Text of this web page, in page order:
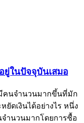
ยู่ในปัจจุบันเสมอ
คนจำนวนมากขึ้นที่มัก
ยัดเงินได้อย่างไร หนึ่ง
จำนวนมากโดยการซื้อ